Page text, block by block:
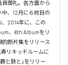
御礼。各方面から
、12月に６枚目の
、2014年に、この
、6th Albumをリ
的断片集をリリース
リキッドルームに
と鋏と」をリリー